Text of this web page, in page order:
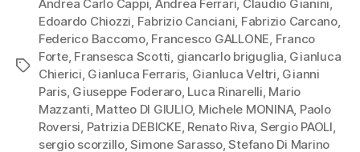
Tag
Andrea Carlo Cappi Andrea Ferrari Claudio Gianini
Edoardo Chiozzi Fabrizio Canciani Fabrizio Carcano,
Federico Baccomo, Francesco GALLONE Franco
Forte, Fransesca Scotti giancarlo briguglia Gianluca
Chierici Gianluca Ferraris Gianluca Veltri Gianni
Paris, Giuseppe Foderaro, Luca Rinarelli Mario
Mazzanti Matteo DI GIULIO, Michele MONINA, Paolo
Roversi Patrizia DEBICKE Renato Riva Sergio PAOLI
sergio scorzillo,Simone Sarasso,Stefano Di Marino